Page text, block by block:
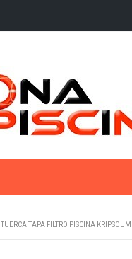
TUERCA TAPA FILTRO PISCINA KRIPSOL